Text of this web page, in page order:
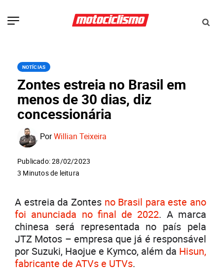
NOTÍCIAS
Zontes estreia no Brasil em
menos de 30 dias, diz
concessionária
PorWillian Teixeira
Publicado: 28/02/2023
3 Minutos de leitura
A estreia da Zontes no Brasil para este ano
foi anunciada no final de 2022. A marca
chinesa será representada no país pela
JTZ Motos – empresa que já é responsável
por Suzuki, Haojue e Kymco, além da Hisun,
fabricante de ATVs e UTVs.